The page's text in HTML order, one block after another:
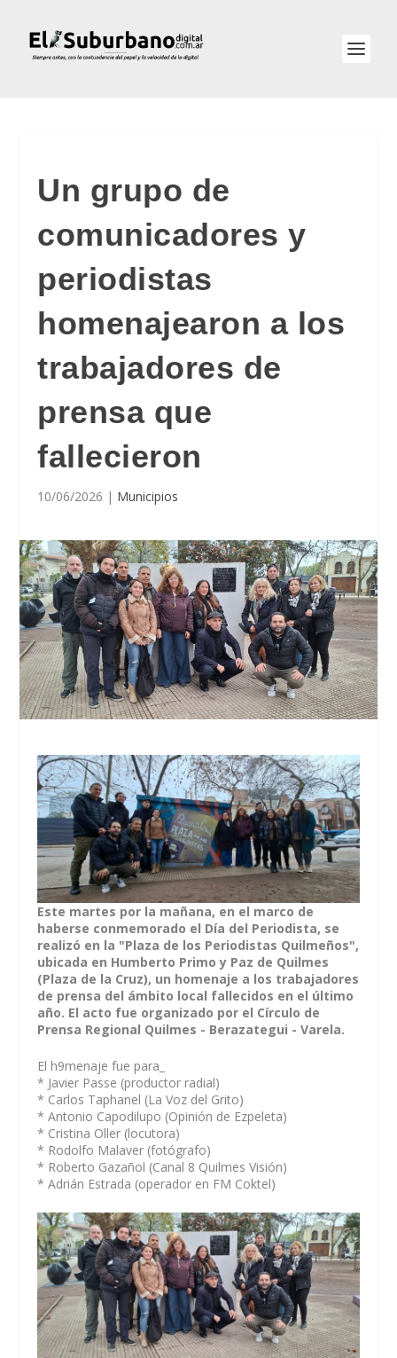
Un grupo de
comunicadores y
periodistas
homenajearon a los
trabajadores de
prensa que
fallecieron
10/06/2026 | Municipios
Este martes por la mañana, en el marco de
haberse conmemorado el Día del Periodista, se
realizó en la "Plaza de los Periodistas Quilmeños",
ubicada en Humberto Primo y Paz de Quilmes
(Plaza de la Cruz), un homenaje a los trabajadores
de prensa del ámbito local fallecidos en el último
año. El acto fue organizado por el Círculo de
Prensa Regional Quilmes - Berazategui - Varela.
El h9menaje fue para_
* Javier Passe (productor radial)
* Carlos Taphanel (La Voz del Grito)
* Antonio Capodilupo (Opinión de Ezpeleta)
* Cristina Oller (locutora)
* Rodolfo Malaver (fotógrafo)
* Roberto Gazañol (Canal 8 Quilmes Visión)
* Adrián Estrada (operador en FM Coktel)